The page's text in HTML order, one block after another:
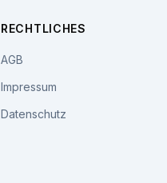
RECHTLICHES
AGB
Impressum
Datenschutz